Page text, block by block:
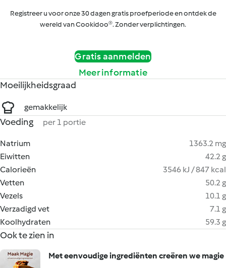
Registreer u voor onze 30 dagen gratis proefperiode en ontdek de
wereld van Cookidoo®. Zonder verplichtingen.
Gratis aanmelden
Meer informatie
Moeilijkheidsgraad
gemakkelijk
Voeding per 1 portie
Natrium
1363.2 mg
Eiwitten
42.2 g
Calorieën
3546 kJ / 847 kcal
Vetten
50.2 g
Vezels
10.1 g
Verzadigd vet
7.1 g
Koolhydraten
59.3 g
Ook te zien in
Met eenvoudige ingrediënten creëren we magie